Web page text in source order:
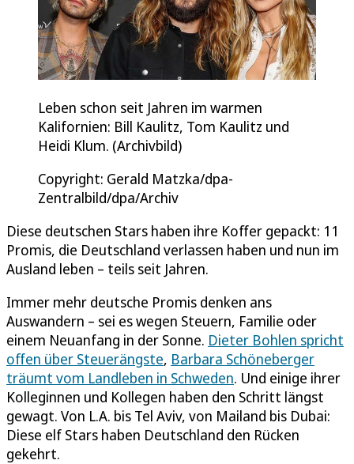
Leben schon seit Jahren im warmen
Kalifornien: Bill Kaulitz, Tom Kaulitz und
Heidi Klum. (Archivbild)
Copyright: Gerald Matzka/dpa-
Zentralbild/dpa/Archiv
Diese deutschen Stars haben ihre Koffer gepackt: 11
Promis, die Deutschland verlassen haben und nun im
Ausland leben – teils seit Jahren.
Immer mehr deutsche Promis denken ans
Auswandern – sei es wegen Steuern, Familie oder
einem Neuanfang in der Sonne. Dieter Bohlen spricht
offen über Steuerängste, Barbara Schöneberger
träumt vom Landleben in Schweden. Und einige ihrer
Kolleginnen und Kollegen haben den Schritt längst
gewagt. Von L.A. bis Tel Aviv, von Mailand bis Dubai:
Diese elf Stars haben Deutschland den Rücken
gekehrt.